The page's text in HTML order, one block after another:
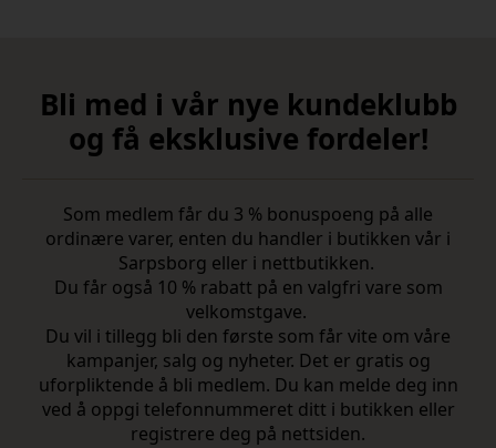
Bli med i vår nye kundeklubb
og få eksklusive fordeler!
Som medlem får du 3 % bonuspoeng på alle
ordinære varer, enten du handler i butikken vår i
Sarpsborg eller i nettbutikken.
Du får også 10 % rabatt på en valgfri vare som
velkomstgave.
Du vil i tillegg bli den første som får vite om våre
kampanjer, salg og nyheter. Det er gratis og
uforpliktende å bli medlem. Du kan melde deg inn
ved å oppgi telefonnummeret ditt i butikken eller
registrere deg på nettsiden.